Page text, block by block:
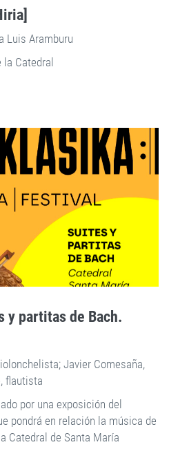
Luis Aramburu
Catedral
y partitas de Bach.
Javier Comesaña,
flautista
por una exposición del
pondrá en relación la música de
Catedral de Santa María